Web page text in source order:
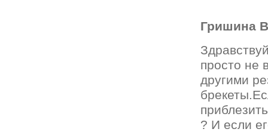
Гришина
просто не
другими
? И если